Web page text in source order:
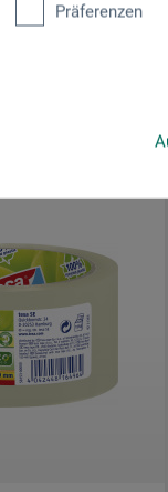
Präferenzen